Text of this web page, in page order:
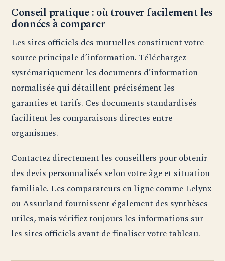
Conseil pratique : où trouver facilement les
données à comparer
Les sites officiels des mutuelles constituent votre
source principale d’information. Téléchargez
systématiquement les documents d’information
normalisée qui détaillent précisément les
garanties et tarifs. Ces documents standardisés
facilitent les comparaisons directes entre
organismes.
Contactez directement les conseillers pour obtenir
des devis personnalisés selon votre âge et situation
familiale. Les comparateurs en ligne comme Lelynx
ou Assurland fournissent également des synthèses
utiles, mais vérifiez toujours les informations sur
les sites officiels avant de finaliser votre tableau.